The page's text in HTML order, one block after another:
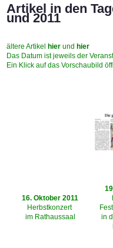
Artikel in den
und 2011
ältere Artikel hier und hier
Das Datum ist jeweils der
Ein Klick auf das Vorschaubild
16. Oktober 2011
Herbstkonzert
im Rathaussaal
in